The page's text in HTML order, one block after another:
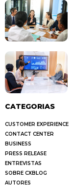
CATEGORIAS
CUSTOMER EXPERIENCE
CONTACT CENTER
BUSINESS
PRESS RELEASE
ENTREVISTAS
SOBRE CXBLOG
AUTORES